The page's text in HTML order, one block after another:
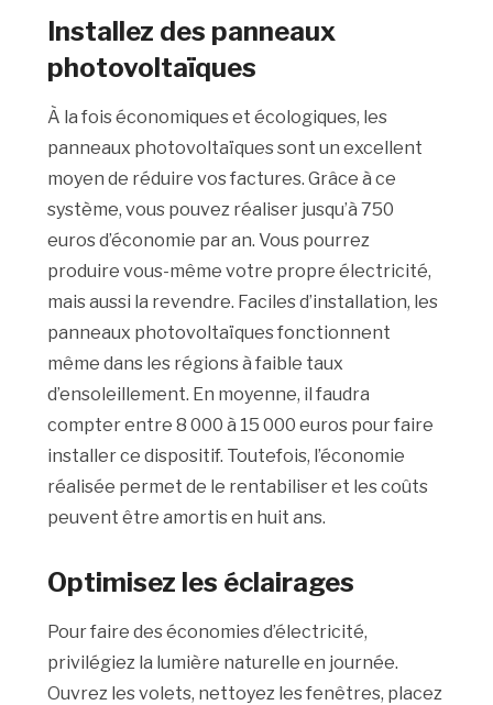
Installez des panneaux
photovoltaïques
À la fois économiques et écologiques, les
panneaux photovoltaïques sont un excellent
moyen de réduire vos factures. Grâce à ce
système, vous pouvez réaliser jusqu’à 750
euros d’économie par an. Vous pourrez
produire vous-même votre propre électricité,
mais aussi la revendre. Faciles d’installation, les
panneaux photovoltaïques fonctionnent
même dans les régions à faible taux
d’ensoleillement. En moyenne, il faudra
compter entre 8 000 à 15 000 euros pour faire
installer ce dispositif. Toutefois, l’économie
réalisée permet de le rentabiliser et les coûts
peuvent être amortis en huit ans.
Optimisez les éclairages
Pour faire des économies d’électricité,
privilégiez la lumière naturelle en journée.
Ouvrez les volets, nettoyez les fenêtres, placez